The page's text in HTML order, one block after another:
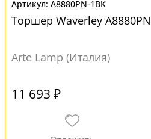
A8880PN-1BK
Торшер Waverley
Arte Lamp (Италия)
11 693 ₽